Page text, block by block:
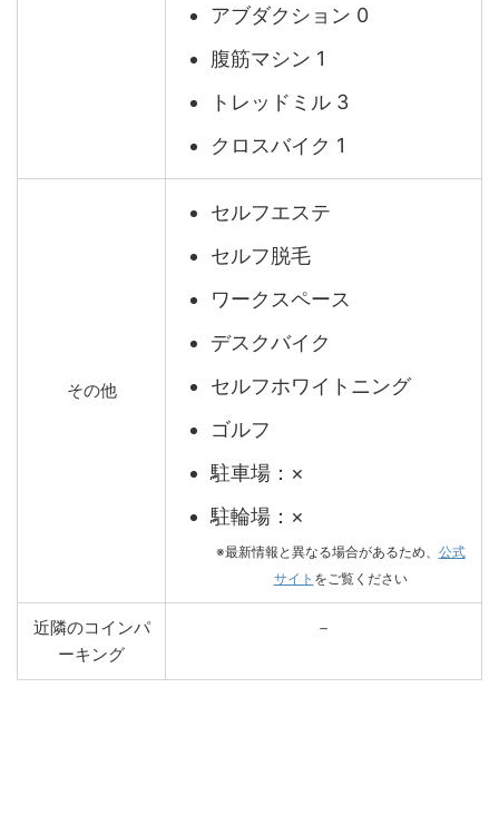
アブダクション 0
腹筋マシン 1
トレッドミル 3
クロスバイク 1
その他
セルフエステ
セルフ脱毛
ワークスペース
デスクバイク
セルフホワイトニング
ゴルフ
駐車場：×
駐輪場：×
※最新情報と異なる場合があるため、 公式
サイト をご覧ください
近隣のコインパ
ーキング
－